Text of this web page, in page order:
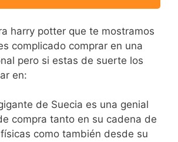
harry potter que te mostramos
complicado comprar en una
pero si estas de suerte los
en:
de Suecia es una genial
compra tanto en su cadena de
como también desde su